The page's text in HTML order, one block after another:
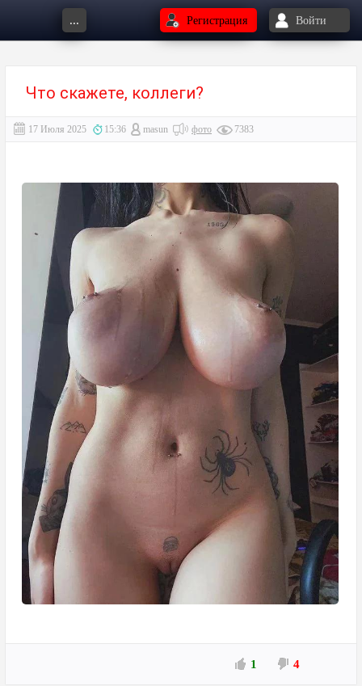
... Регистрация Войти
Что скажете, коллеги?⁠⁠
17 Июля 2025 15:36 masun фото 7383
1 4